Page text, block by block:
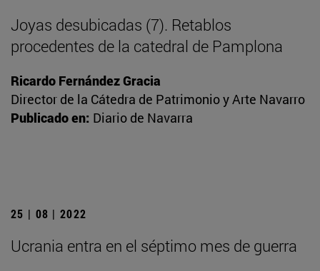
Joyas desubicadas (7). Retablos
procedentes de la catedral de Pamplona
Ricardo Fernández Gracia
Director de la Cátedra de Patrimonio y Arte Navarro
Publicado en: Diario de Navarra
25 | 08 | 2022
Ucrania entra en el séptimo mes de guerra